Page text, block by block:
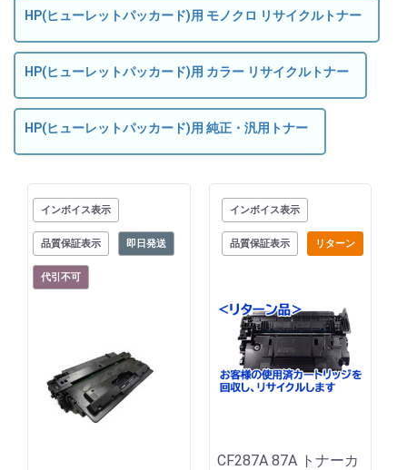
HP(ヒューレットパッカード)用 モノクロ リサイクルトナー
HP(ヒューレットパッカード)用 カラー リサイクルトナー
HP(ヒューレットパッカード)用 純正・汎用トナー
インボイス表示
品質保証表示 即日発送
代引不可
インボイス表示
品質保証表示 リターン
CF287A 87A トナーカ